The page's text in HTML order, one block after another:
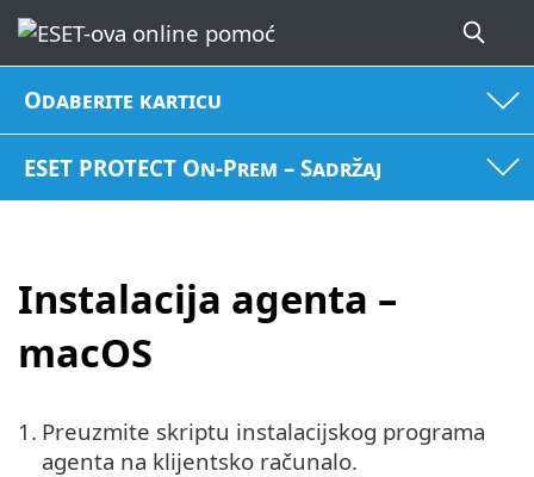
Odaberite karticu
ESET PROTECT On-Prem – Sadržaj
Instalacija agenta –
macOS
1. Preuzmite skriptu instalacijskog programa
agenta na klijentsko računalo.